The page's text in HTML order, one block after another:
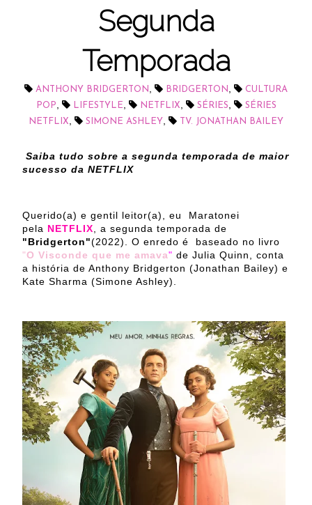
Segunda
Temporada
ANTHONY BRIDGERTON, BRIDGERTON,
CULTURA
POP, LIFESTYLE, NETFLIX, SÉRIES,
SÉRIES
NETFLIX, SIMONE ASHLEY, TV. JONATHAN BAILEY
Saiba tudo sobre a segunda temporada de maior
sucesso da NETFLIX
Querido(a) e gentil leitor(a), eu Maratonei
pela NETFLIX, a segunda temporada de
"Bridgerton"(2022). O enredo é baseado no livro
"O Visconde que me amava" de Julia Quinn, conta
a história de Anthony Bridgerton (Jonathan Bailey) e
Kate Sharma (Simone Ashley).